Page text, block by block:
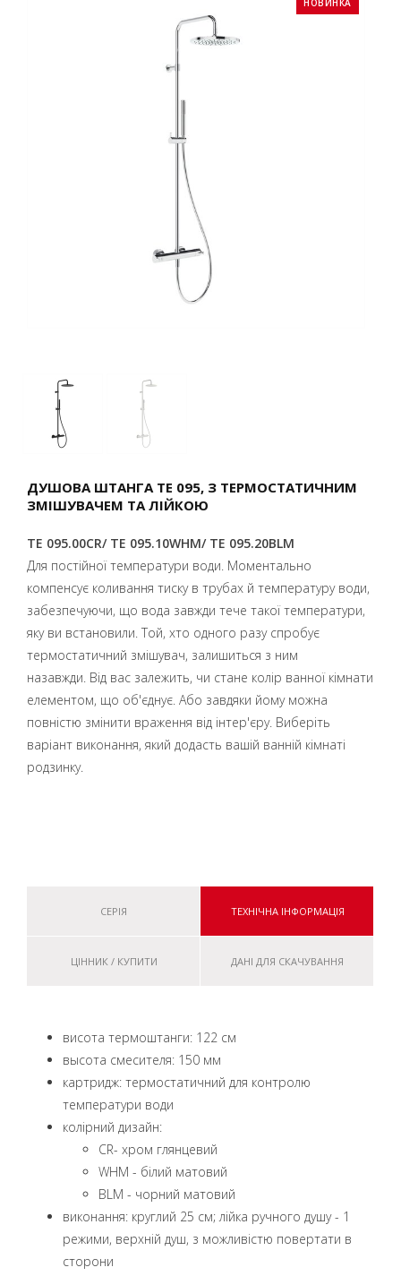
НОВИНКА
ДУШОВА ШТАНГА TE 095, З ТЕРМОСТАТИЧНИМ
ЗМІШУВАЧЕМ ТА ЛІЙКОЮ
TE 095.00CR/ TE 095.10WHM/ TE 095.20BLM
Для постійної температури води. Моментально
компенсує коливання тиску в трубах й температуру води,
забезпечуючи, що вода завжди тече такої температури,
яку ви встановили. Той, хто одного разу спробує
термостатичний змішувач, залишиться з ним
назавжди. Від вас залежить, чи стане колір ванної кімнати
елементом, що об'єднує. Або завдяки йому можна
повністю змінити враження від інтер'єру. Виберіть
варіант виконання, який додасть вашій ванній кімнаті
родзинку.
СЕРІЯ ТЕХНІЧНА ІНФОРМАЦІЯ
ЦІННИК / КУПИТИ ДАНІ ДЛЯ СКАЧУВАННЯ
висота термоштанги: 122 см
высота смесителя: 150 мм
картридж: термостатичний для контролю
температури води
колірний дизайн:
CR- хром глянцевий
WHM - білий матовий
BLM - чорний матовий
виконання: круглий 25 см; лійка ручного душу - 1
режими, верхній душ, з можливістю повертати в
сторони